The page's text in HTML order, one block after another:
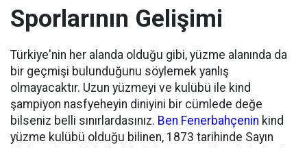
Sporlarının Gelişimi
Türkiye'nin her alanda olduğu gibi, yüzme alanında da
bir geçmişi bulunduğunu söylemek yanlış
olmayacaktır. Uzun yüzmeyi ve kulübü ile kind
şampiyon nasfyeheyin diniyini bir cümlede değe
bilseniz belli sınırlardasınız. Ben Fenerbahçenin kind
yüzme kulübü olduğu bilinen, 1873 tarihinde Sayın